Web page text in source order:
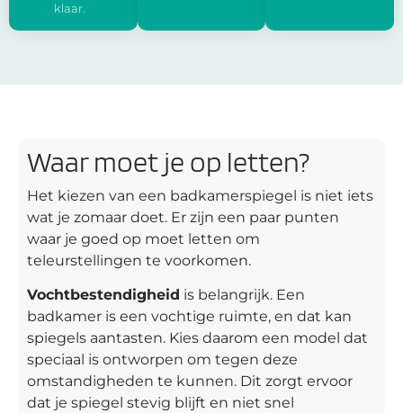
klaar.
Waar moet je op letten?
Het kiezen van een badkamerspiegel is niet iets
wat je zomaar doet. Er zijn een paar punten
waar je goed op moet letten om
teleurstellingen te voorkomen.
Vochtbestendigheid is belangrijk. Een
badkamer is een vochtige ruimte, en dat kan
spiegels aantasten. Kies daarom een model dat
speciaal is ontworpen om tegen deze
omstandigheden te kunnen. Dit zorgt ervoor
dat je spiegel stevig blijft en niet snel